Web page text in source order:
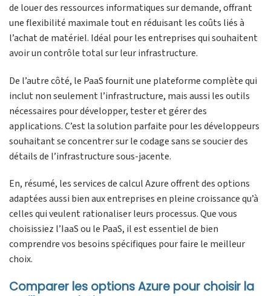
de louer des ressources informatiques sur demande, offrant
une flexibilité maximale tout en réduisant les coûts liés à
l’achat de matériel. Idéal pour les entreprises qui souhaitent
avoir un contrôle total sur leur infrastructure.
De l’autre côté, le PaaS fournit une plateforme complète qui
inclut non seulement l’infrastructure, mais aussi les outils
nécessaires pour développer, tester et gérer des
applications. C’est la solution parfaite pour les développeurs
souhaitant se concentrer sur le codage sans se soucier des
détails de l’infrastructure sous-jacente.
En, résumé, les services de calcul Azure offrent des options
adaptées aussi bien aux entreprises en pleine croissance qu’à
celles qui veulent rationaliser leurs processus. Que vous
choisissiez l’IaaS ou le PaaS, il est essentiel de bien
comprendre vos besoins spécifiques pour faire le meilleur
choix.
Comparer les options Azure pour choisir la